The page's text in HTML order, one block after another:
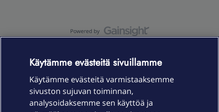
Laitteet & liittymät
Käytämme evästeitä sivuillamme
Käytämme evästeitä varmistaaksemme
sivuston sujuvan toiminnan,
analysoidaksemme sen käyttöä ja